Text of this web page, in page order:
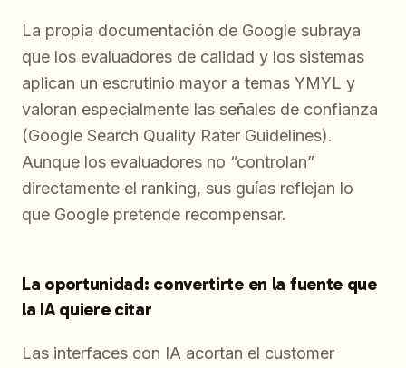
La propia documentación de Google subraya
que los evaluadores de calidad y los sistemas
aplican un escrutinio mayor a temas YMYL y
valoran especialmente las señales de confianza
(Google Search Quality Rater Guidelines).
Aunque los evaluadores no “controlan”
directamente el ranking, sus guías reflejan lo
que Google pretende recompensar.
La oportunidad: convertirte en la fuente que
la IA quiere citar
Las interfaces con IA acortan el customer